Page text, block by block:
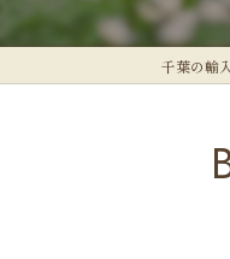
千葉の輸